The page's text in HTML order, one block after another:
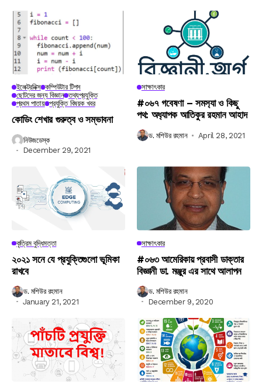
ইলেক্ট্রনিক্স কম্পিউটার টিপস
ছোটদের জন্য বিজ্ঞান তথ্যপ্রযুক্তি
প্রথম পাতায় প্রযুক্তি বিষয়ক খবর
কোডিং শেখার গুরুত্ব ও সম্ভাবনা
নিউজডেস্ক
December 29, 2021
সাক্ষাৎকার
#০৬৭ গবেষণা – সমস‍্যা ও কিছু
পথ: অধ‍্যাপক আতিকুর রহমান আহাদ
ড. মশিউর রহমান April 28, 2021
কৃত্রিম বুদ্ধিমত্তা
২০২১ সনে যে প্রযুক্তিগুলো ভূমিকা
রাখবে
ড. মশিউর রহমান
January 21, 2021
সাক্ষাৎকার
#০৬৩ আমেরিকায় প্রবাসী ডাক্তার
বিজ্ঞানী ডা. মঞ্জুর এর সাথে আলাপন
ড. মশিউর রহমান
December 9, 2020